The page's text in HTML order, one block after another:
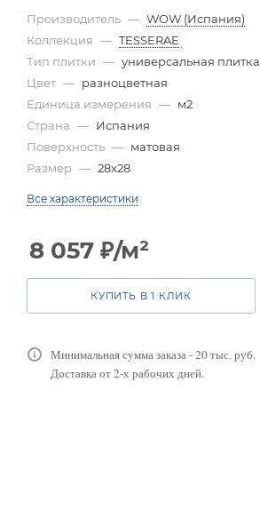
Производитель — WOW (Испания)
Коллекция — TESSERAE
Тип плитки — универсальная плитка
Цвет — разноцветная
Единица измерения — м2
Страна — Испания
Поверхность — матовая
Размер — 28x28
Все характеристики
8 057 ₽/м²
КУПИТЬ В 1 КЛИК
Минимальная сумма заказа - 20 тыс. руб.
Доставка от 2-х рабочих дней.